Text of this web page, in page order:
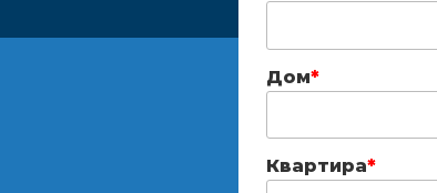
Дом*
Квартира*